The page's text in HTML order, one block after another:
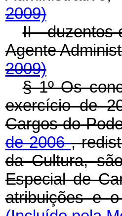
2009)
II - duzentos
Agente
2009)
§ 1º Os
exercício de
Cargos do
de 2006,
da Cultura,
Especial de
atribuições e